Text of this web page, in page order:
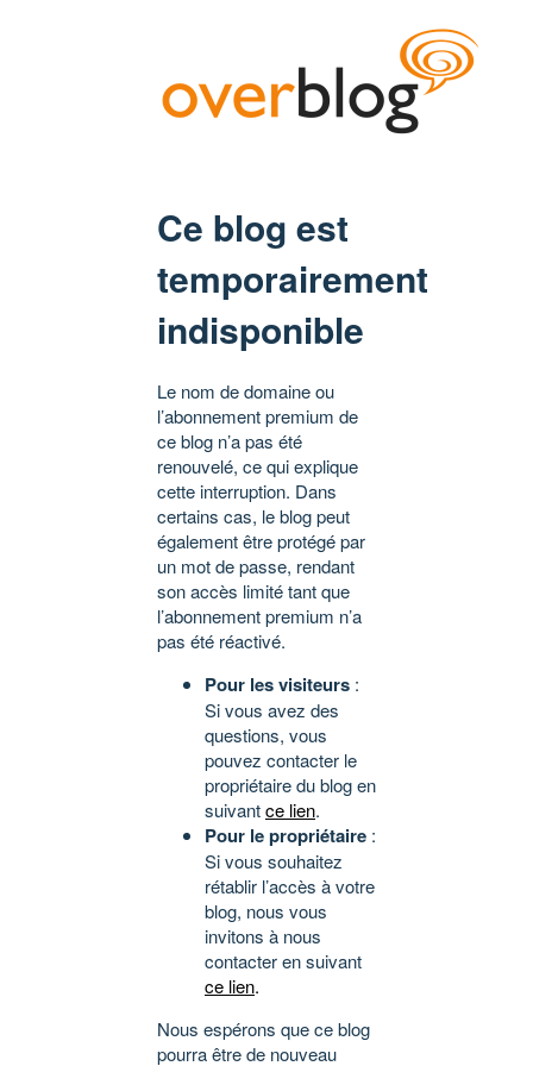
Ce blog est
temporairement
indisponible
Le nom de domaine ou
l’abonnement premium de
ce blog n’a pas été
renouvelé, ce qui explique
cette interruption. Dans
certains cas, le blog peut
également être protégé par
un mot de passe, rendant
son accès limité tant que
l’abonnement premium n’a
pas été réactivé.
Pour les visiteurs :
Si vous avez des
questions, vous
pouvez contacter le
propriétaire du blog en
suivantce lien.
Pour le propriétaire :
Si vous souhaitez
rétablir l’accès à votre
blog, nous vous
invitons à nous
contacter en suivant
ce lien.
Nous espérons que ce blog
pourra être de nouveau